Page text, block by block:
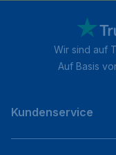
Wir sind auf
Auf Basis
Kundenservice